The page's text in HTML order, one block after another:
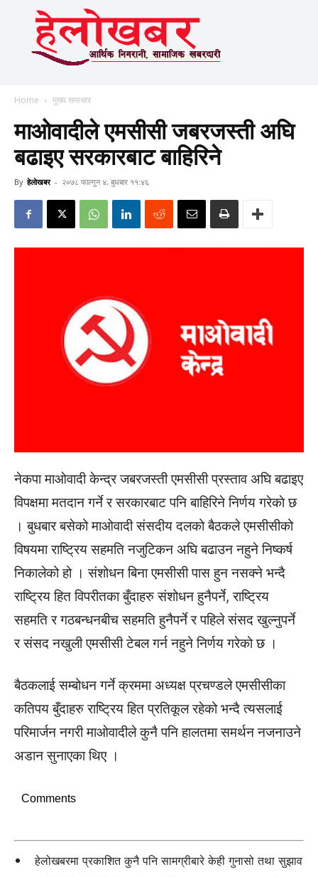
Home मुख्य समाचार
माओवादीले एमसीसी जबरजस्ती अघि
बढाइए सरकारबाट बाहिरिने
By हेलाेखबर - २०७८ फाल्गुन ४, बुधबार ११:४६
नेकपा माओवादी केन्द्र जबरजस्ती एमसीसी प्रस्ताव अघि बढाइए
विपक्षमा मतदान गर्ने र सरकारबाट पनि बाहिरिने निर्णय गरेकाे छ
। बुधबार बसेको माओवादी संसदीय दलको बैठकले एमसीसीको
विषयमा राष्ट्रिय सहमति नजुटिकन अघि बढाउन नहुने निष्कर्ष
निकालेको हो । संशोधन बिना एमसीसी पास हुन नसक्ने भन्दै
राष्ट्रिय हित विपरीतका बुँदाहरु संशोधन हुनैपर्ने, राष्ट्रिय
सहमति र गठबन्धनबीच सहमति हुनैपर्ने र पहिले संसद खुल्नुपर्ने
र संसद नखुली एमसीसी टेबल गर्न नहुने निर्णय गरेकाे छ ।
बैठकलाई सम्बोधन गर्ने क्रममा अध्यक्ष प्रचण्डले एमसीसीका
कतिपय बुँदाहरु राष्ट्रिय हित प्रतिकूल रहेको भन्दै त्यसलाई
परिमार्जन नगरी माओवादीले कुनै पनि हालतमा समर्थन नजनाउने
अडान सुनाएका थिए ।
Comments
हेलोखबरमा प्रकाशित कुनै पनि सामग्रीबारे केही गुनासो तथा सुझाव